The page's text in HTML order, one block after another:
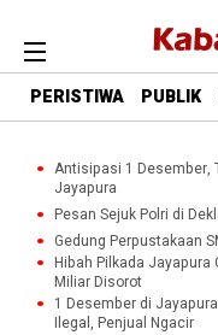
PERISTIWA PUBLIK
Antisipasi 1 Desember,
Jayapura
Pesan Sejuk Polri di
Gedung Perpustakaan
Hibah Pilkada Jayapura
Miliar Disorot
1 Desember di
Ilegal, Penjual Ngacir